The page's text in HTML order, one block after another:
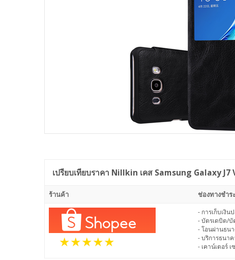
เปรียบเทียบราคา Nillkin เคส Samsung Galaxy
ร้านค้า ช่องทางชำร
- การเก็บเงิน
- บัตรเดบิต/บั
- โอนผ่านธน
- บริการธนา
- เคาน์เตอร์ เ